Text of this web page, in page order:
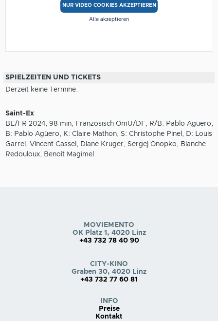
NUR VIDEO COOKIES AKZEPTIEREN
Alle akzeptieren
SPIELZEITEN UND TICKETS
Derzeit keine Termine.
Saint-Ex
BE/FR 2024, 98 min, Französisch OmU/DF, R/B: Pablo Agüero,
B: Pablo Agüero, K: Claire Mathon, S: Christophe Pinel, D: Louis
Garrel, Vincent Cassel, Diane Kruger, Sergej Onopko, Blanche
Redouloux, Benoît Magimel
MOVIEMENTO
OK Platz 1, 4020 Linz
+43 732 78 40 90
CITY-KINO
Graben 30, 4020 Linz
+43 732 77 60 81
INFO
Preise
Kontakt